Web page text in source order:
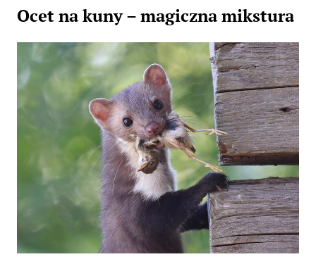
Rozpocznijmy od skutecznego, domowego
sposobu, jakim jest ocet. Wystarczy wymieszać